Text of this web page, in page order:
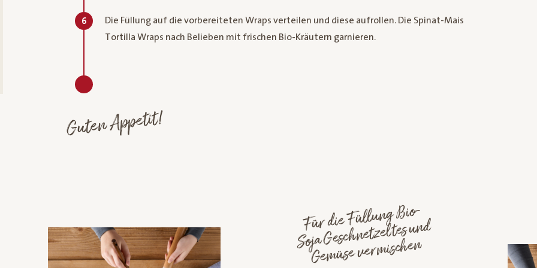
6
Die Füllung auf die vorbereiteten Wraps verteilen und diese aufrollen. Die Spinat-Mais
Tortilla Wraps nach Belieben mit frischen Bio-Kräutern garnieren.
Guten Appetit!
Für die Füllung
Bio-
Soja Geschnetzeltes und
Ge
müse ver
mischen